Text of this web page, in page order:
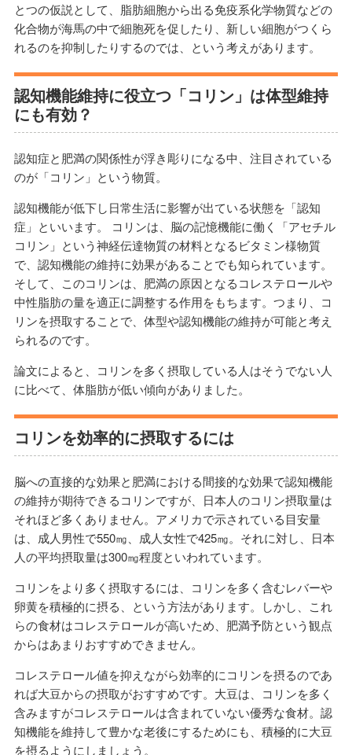
とつの仮説として、脂肪細胞から出る免疫系化学物質などの
化合物が海馬の中で細胞死を促したり、新しい細胞がつくら
れるのを抑制したりするのでは、という考えがあります。
認知機能維持に役立つ「コリン」は体型維持
にも有効？
認知症と肥満の関係性が浮き彫りになる中、注目されている
のが「コリン」という物質。
認知機能が低下し日常生活に影響が出ている状態を「認知
症」といいます。 コリンは、脳の記憶機能に働く「アセチル
コリン」という神経伝達物質の材料となるビタミン様物質
で、認知機能の維持に効果があることでも知られています。
そして、このコリンは、肥満の原因となるコレステロールや
中性脂肪の量を適正に調整する作用をもちます。つまり、コ
リンを摂取することで、体型や認知機能の維持が可能と考え
られるのです。
論文によると、コリンを多く摂取している人はそうでない人
に比べて、体脂肪が低い傾向がありました。
コリンを効率的に摂取するには
脳への直接的な効果と肥満における間接的な効果で認知機能
の維持が期待できるコリンですが、日本人のコリン摂取量は
それほど多くありません。アメリカで示されている目安量
は、成人男性で550㎎、成人女性で425㎎。それに対し、日本
人の平均摂取量は300㎎程度といわれています。
コリンをより多く摂取するには、コリンを多く含むレバーや
卵黄を積極的に摂る、という方法があります。しかし、これ
らの食材はコレステロールが高いため、肥満予防という観点
からはあまりおすすめできません。
コレステロール値を抑えながら効率的にコリンを摂るのであ
れば大豆からの摂取がおすすめです。大豆は、コリンを多く
含みますがコレステロールは含まれていない優秀な食材。認
知機能を維持して豊かな老後にするためにも、積極的に大豆
を摂るようにしましょう。